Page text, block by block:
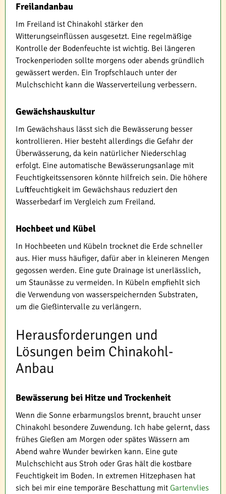
Freilandanbau
Im Freiland ist Chinakohl stärker den
Witterungseinflüssen ausgesetzt. Eine regelmäßige
Kontrolle der Bodenfeuchte ist wichtig. Bei längeren
Trockenperioden sollte morgens oder abends gründlich
gewässert werden. Ein Tropfschlauch unter der
Mulchschicht kann die Wasserverteilung verbessern.
Gewächshauskultur
Im Gewächshaus lässt sich die Bewässerung besser
kontrollieren. Hier besteht allerdings die Gefahr der
Überwässerung, da kein natürlicher Niederschlag
erfolgt. Eine automatische Bewässerungsanlage mit
Feuchtigkeitssensoren könnte hilfreich sein. Die höhere
Luftfeuchtigkeit im Gewächshaus reduziert den
Wasserbedarf im Vergleich zum Freiland.
Hochbeet und Kübel
In Hochbeeten und Kübeln trocknet die Erde schneller
aus. Hier muss häufiger, dafür aber in kleineren Mengen
gegossen werden. Eine gute Drainage ist unerlässlich,
um Staunässe zu vermeiden. In Kübeln empfiehlt sich
die Verwendung von wasserspeichernden Substraten,
um die Gießintervalle zu verlängern.
Herausforderungen und
Lösungen beim Chinakohl-
Anbau
Bewässerung bei Hitze und Trockenheit
Wenn die Sonne erbarmungslos brennt, braucht unser
Chinakohl besondere Zuwendung. Ich habe gelernt, dass
frühes Gießen am Morgen oder spätes Wässern am
Abend wahre Wunder bewirken kann. Eine gute
Mulchschicht aus Stroh oder Gras hält die kostbare
Feuchtigkeit im Boden. In extremen Hitzephasen hat
sich bei mir eine temporäre Beschattung mit Gartenvlies